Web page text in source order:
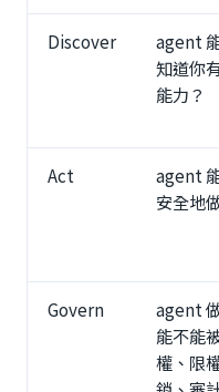
Discover
agent
知道你
能力？
Act
agent
安全地
Govern
agent
能不能
權、限